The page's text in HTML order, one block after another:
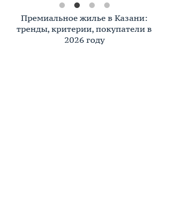
Премиальное жилье в Казани:
тренды, критерии, покупатели в
2026 году